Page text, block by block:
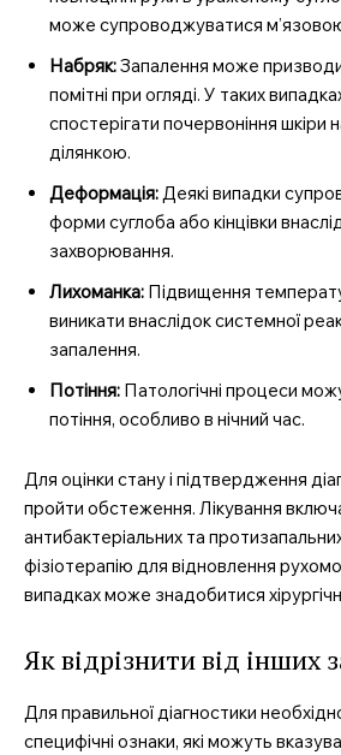
SUBSCRIBE NOW
Company
Про нас
Контакти
Підписка
Мій акаунт
Медичні книги
може супроводжуватися
Набряк:Запалення може
помітні при огляді. У таких
спостерігати почервоніння
ділянкою.
Деформація:Деякі випадки
форми суглоба або кінцівки
захворювання.
Лихоманка: Підвищення
виникати внаслідок системної
запалення.
Потіння: Патологічні процеси
потіння, особливо в нічний час.
Для оцінки стану і підтвердження
пройти обстеження. Лікування
антибактеріальних та
фізіотерапію для відновлення
випадках може знадобитися
Як відрізнити від інших
Для правильної діагностики
специфічні ознаки, які можуть